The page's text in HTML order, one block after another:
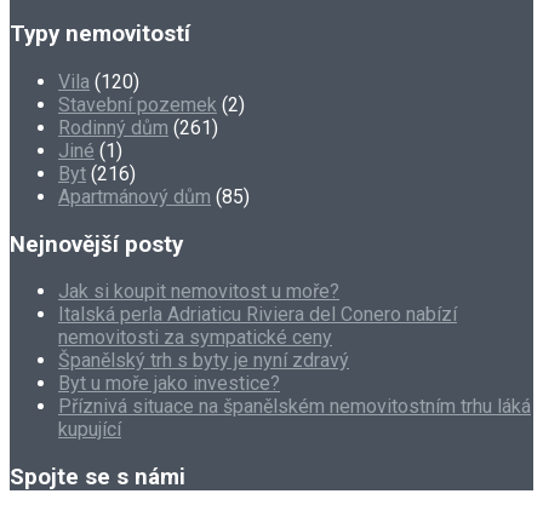
Typy nemovitostí
Vila (120)
Stavební pozemek (2)
Rodinný dům (261)
Jiné (1)
Byt (216)
Apartmánový dům (85)
Nejnovější posty
Jak si koupit nemovitost u moře?
Italská perla Adriaticu Riviera del Conero nabízí
nemovitosti za sympatické ceny
Španělský trh s byty je nyní zdravý
Byt u moře jako investice?
Příznivá situace na španělském nemovitostním trhu láká
kupující
Spojte se s námi